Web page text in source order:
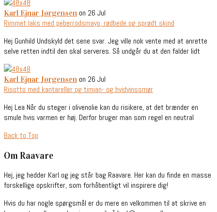
Karl Ejnar Jørgensen on 26 Jul
Rimmet laks med peberrodsmayo, rødbede og sprødt skind
Hej Gunhild Undskyld det sene svar. Jeg ville nok vente med at anrette
selve retten indtil den skal serveres. Så undgår du at den falder lidt
Karl Ejnar Jørgensen on 26 Jul
Risotto med kantareller og timian- og hvidvinssmør
Hej Lea Når du steger i olivenolie kan du risikere, at det brænder en
smule hvis varmen er høj. Derfor bruger man som regel en neutral
Back to Top
Om Raavare
Hej, jeg hedder Karl og jeg står bag Raavare. Her kan du finde en masse
forskellige opskrifter, som forhåbentligt vil inspirere dig!
Hvis du har nogle spørgsmål er du mere en velkommen til at skrive en